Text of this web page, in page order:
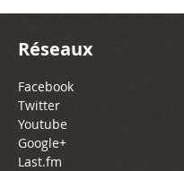
Réseaux
Facebook
Twitter
Youtube
Google+
Last.fm